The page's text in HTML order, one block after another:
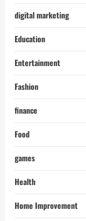
digital marketing
Education
Entertainment
Fashion
finance
Food
games
Health
Home Improvement